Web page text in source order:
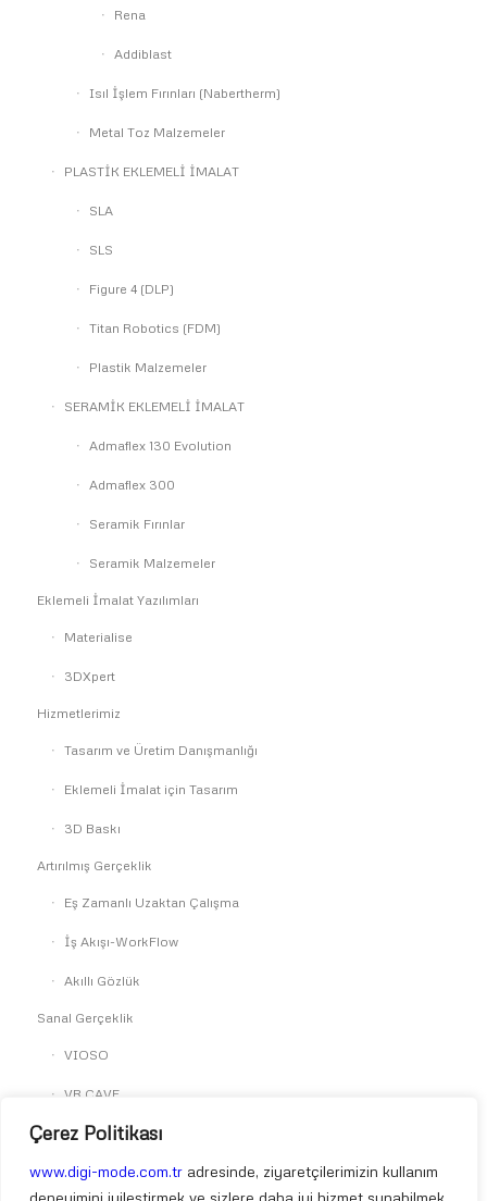
Çerez Politikası
www.digi-mode.com.tr adresinde, ziyaretçilerimizin kullanım
deneyimini iyileştirmek ve sizlere daha iyi hizmet sunabilmek
Rena
Addiblast
Isıl İşlem Fırınları (Nabertherm)
Metal Toz Malzemeler
PLASTİK EKLEMELİ İMALAT
SLA
SLS
Figure 4 (DLP)
Titan Robotics (FDM)
Plastik Malzemeler
SERAMİK EKLEMELİ İMALAT
Admaflex 130 Evolution
Admaflex 300
Seramik Fırınlar
Seramik Malzemeler
Eklemeli İmalat Yazılımları
Materialise
3DXpert
Hizmetlerimiz
Tasarım ve Üretim Danışmanlığı
Eklemeli İmalat için Tasarım
3D Baskı
Artırılmış Gerçeklik
Eş Zamanlı Uzaktan Çalışma
İş Akışı-WorkFlow
Akıllı Gözlük
Sanal Gerçeklik
VIOSO
VR CAVE
SkyReal
Simülasyon